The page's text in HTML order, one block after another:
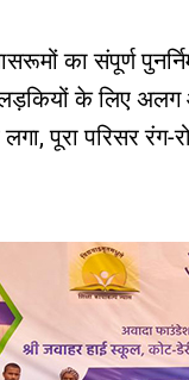
का संपूर्ण
के लिए अलग
लगा, पूरा परिसर